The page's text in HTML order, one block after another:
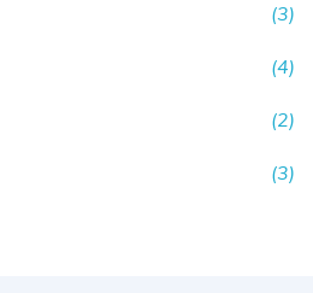
(3)
(4)
(2)
(3)